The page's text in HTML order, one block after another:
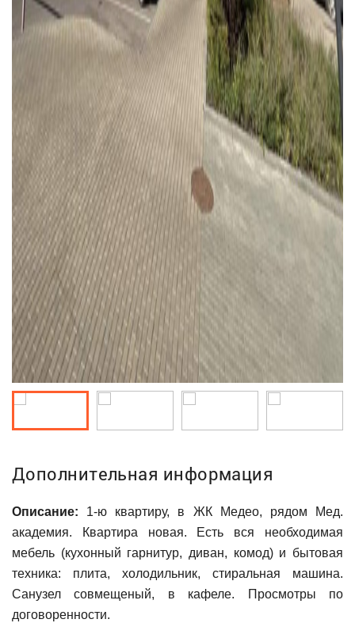
Дополнительная информация
Описание: 1-ю квартиру, в ЖК Медео, рядом Мед.
академия. Квартира новая. Есть вся необходимая
мебель (кухонный гарнитур, диван, комод) и бытовая
техника: плита, холодильник, стиральная машина.
Санузел совмещеный, в кафеле. Просмотры по
договоренности.